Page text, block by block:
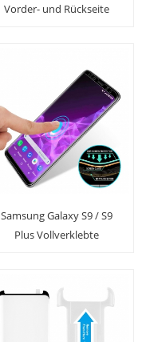
Vorder- und Rückseite
Samsung Galaxy S9 / S9
Plus Vollverklebte
Applikator